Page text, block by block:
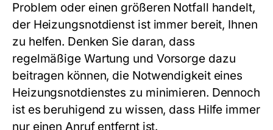
Problem oder einen größeren Notfall handelt,
der Heizungsnotdienst ist immer bereit, Ihnen
zu helfen. Denken Sie daran, dass
regelmäßige Wartung und Vorsorge dazu
beitragen können, die Notwendigkeit eines
Heizungsnotdienstes zu minimieren. Dennoch
ist es beruhigend zu wissen, dass Hilfe immer
nur einen Anruf entfernt ist.